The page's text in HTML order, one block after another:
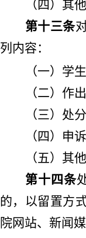
（四）其
第十三条
列内容：
（一）学
（二）作
（三）处
（四）申
（五）其
第十四条
的，以留置方
院网站、新闻